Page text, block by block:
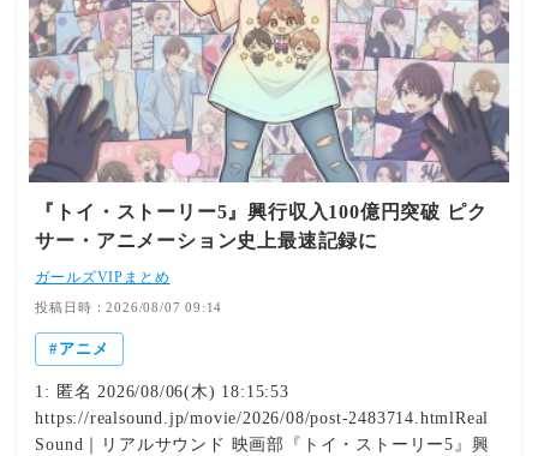
『トイ・ストーリー5』興行収入100億円突破 ピク
サー・アニメーション史上最速記録に
ガールズVIPまとめ
投稿日時：2026/08/07 09:14
アニメ
1: 匿名 2026/08/06(木) 18:15:53
https://realsound.jp/movie/2026/08/post-2483714.htmlReal
Sound｜リアルサウンド 映画部『トイ・ストーリー5』興